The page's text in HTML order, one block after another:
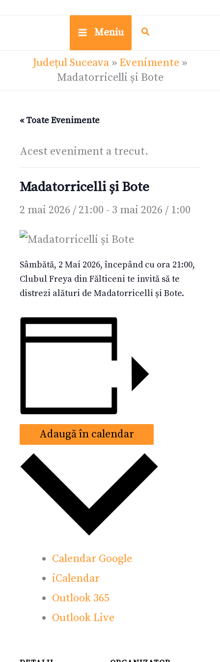
Meniu
Județul Suceava » Evenimente »
Madatorricelli și Bote
« Toate Evenimente
Acest eveniment a trecut.
Madatorricelli și Bote
2 mai 2026 / 21:00 - 3 mai 2026 / 1:00
Sâmbătă, 2 Mai 2026, începând cu ora 21:00,
Clubul Freya din Fălticeni te invită să te
distrezi alături de Madatorricelli și Bote.
Adaugă în calendar
Calendar Google
iCalendar
Outlook 365
Outlook Live